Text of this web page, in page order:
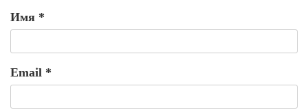
Имя *
Email *